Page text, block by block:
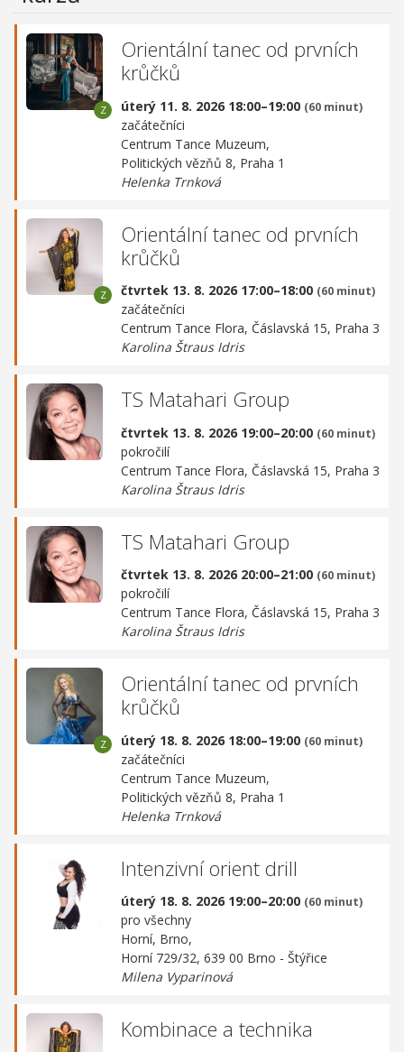
Orientální tanec od prvních
krůčků
úterý 11. 8. 2026 18:00–19:00 (60 minut)
začátečníci
Centrum Tance Muzeum,
Politických vězňů 8, Praha 1
Helenka Trnková
Orientální tanec od prvních
krůčků
čtvrtek 13. 8. 2026 17:00–18:00 (60 minut)
začátečníci
Centrum Tance Flora, Čáslavská 15, Praha 3
Karolina Štraus Idris
TS Matahari Group
čtvrtek 13. 8. 2026 19:00–20:00 (60 minut)
pokročilí
Centrum Tance Flora, Čáslavská 15, Praha 3
Karolina Štraus Idris
TS Matahari Group
čtvrtek 13. 8. 2026 20:00–21:00 (60 minut)
pokročilí
Centrum Tance Flora, Čáslavská 15, Praha 3
Karolina Štraus Idris
Orientální tanec od prvních
krůčků
úterý 18. 8. 2026 18:00–19:00 (60 minut)
začátečníci
Centrum Tance Muzeum,
Politických vězňů 8, Praha 1
Helenka Trnková
Intenzivní orient drill
úterý 18. 8. 2026 19:00–20:00 (60 minut)
pro všechny
Horní, Brno,
Horní 729/32, 639 00 Brno - Štýřice
Milena Vyparinová
Kombinace a technika